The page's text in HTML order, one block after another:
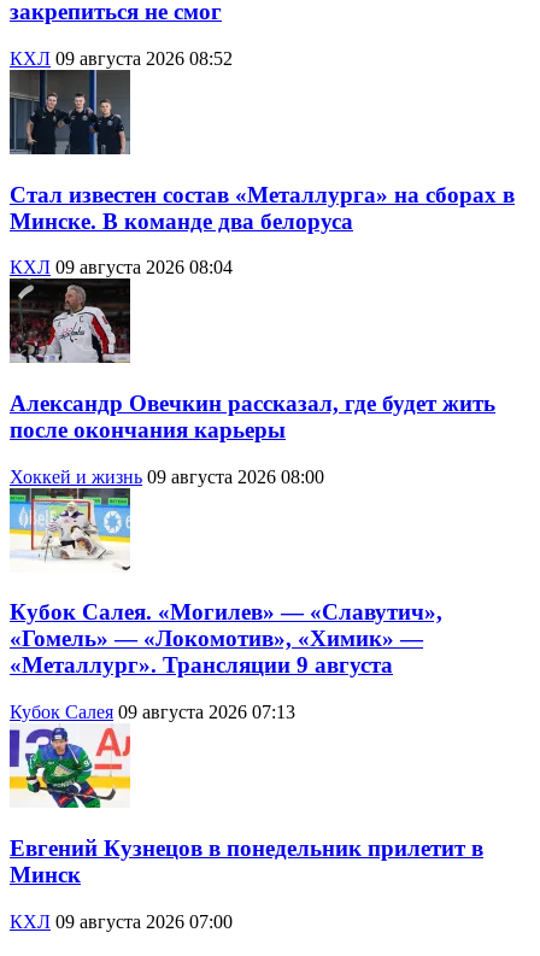
закрепиться не смог
КХЛ 09 августа 2026 08:52
Стал известен состав «Металлурга» на сборах в
Минске. В команде два белоруса
КХЛ 09 августа 2026 08:04
Александр Овечкин рассказал, где будет жить
после окончания карьеры
Хоккей и жизнь 09 августа 2026 08:00
Кубок Салея. «Могилев» — «Славутич»,
«Гомель» — «Локомотив», «Химик» —
«Металлург». Трансляции 9 августа
Кубок Салея 09 августа 2026 07:13
Евгений Кузнецов в понедельник прилетит в
Минск
КХЛ 09 августа 2026 07:00